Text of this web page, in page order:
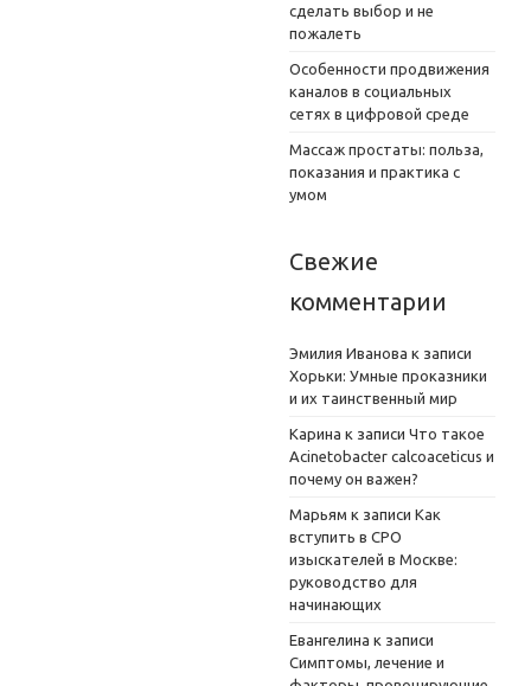
сделать выбор и не
пожалеть
Особенности продвижения
каналов в социальных
сетях в цифровой среде
Массаж простаты: польза,
показания и практика с
умом
Свежие
комментарии
Эмилия Иванова к записи
Хорьки: Умные проказники
и их таинственный мир
Карина к записи Что такое
Acinetobacter calcoaceticus и
почему он важен?
Марьям к записи Как
вступить в СРО
изыскателей в Москве:
руководство для
начинающих
Евангелина к записи
Симптомы, лечение и